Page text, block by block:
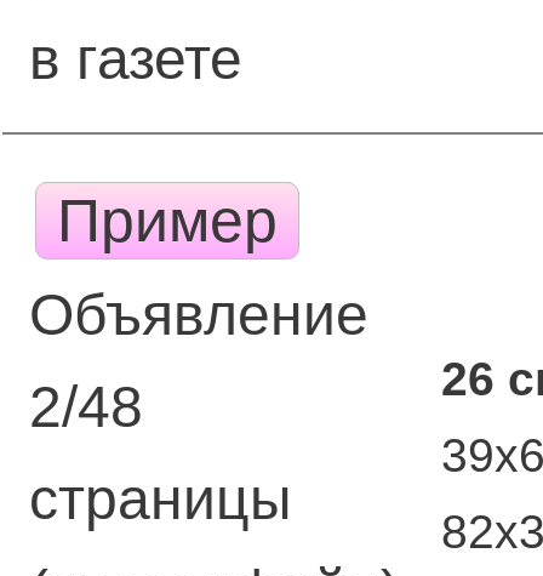
в газете
Пример
Объявление
2/48
страницы
26